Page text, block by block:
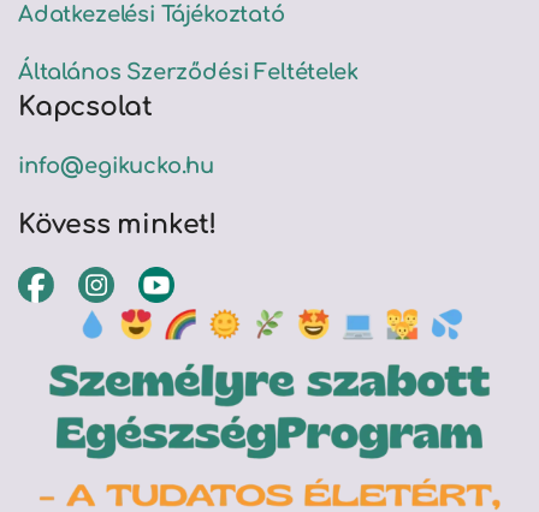
Adatkezelési Tájékoztató
Általános Szerződési Feltételek
Kapcsolat
info@egikucko.hu
Kövess minket!